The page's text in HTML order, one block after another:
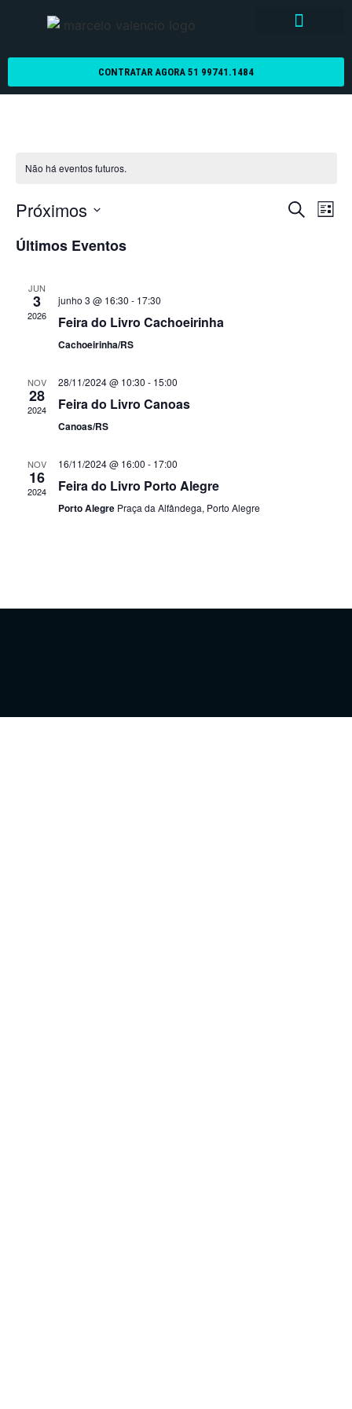
CONTRATAR AGORA 51 99741.1484
Não há eventos futuros.
Procurar
Lista
Próximos
a
data.
Últimos Eventos
JUN
3
2026
junho 3 @ 16:30 - 17:30
Feira do Livro Cachoeirinha
Cachoeirinha/RS
NOV
28
2024
28/11/2024 @ 10:30 - 15:00
Feira do Livro Canoas
Canoas/RS
NOV
16
2024
16/11/2024 @ 16:00 - 17:00
Feira do Livro Porto Alegre
Porto Alegre Praça da Alfândega, Porto Alegre